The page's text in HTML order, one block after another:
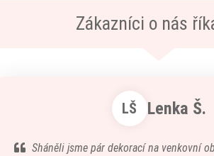
Zákazníci o nás
LŠ Lenka Š.
Sháněli jsme pár dekorací na venkovní